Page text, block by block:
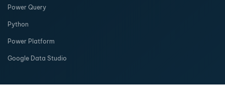
Power Query
Python
Power Platform
Google Data Studio